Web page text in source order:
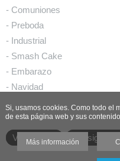
- Comuniones
- Preboda
- Industrial
- Smash Cake
- Embarazo
- Navidad
Ver anterior Ver siguiente
Si, usamos cookies. Como todo el
de esta página web y sus
Más información